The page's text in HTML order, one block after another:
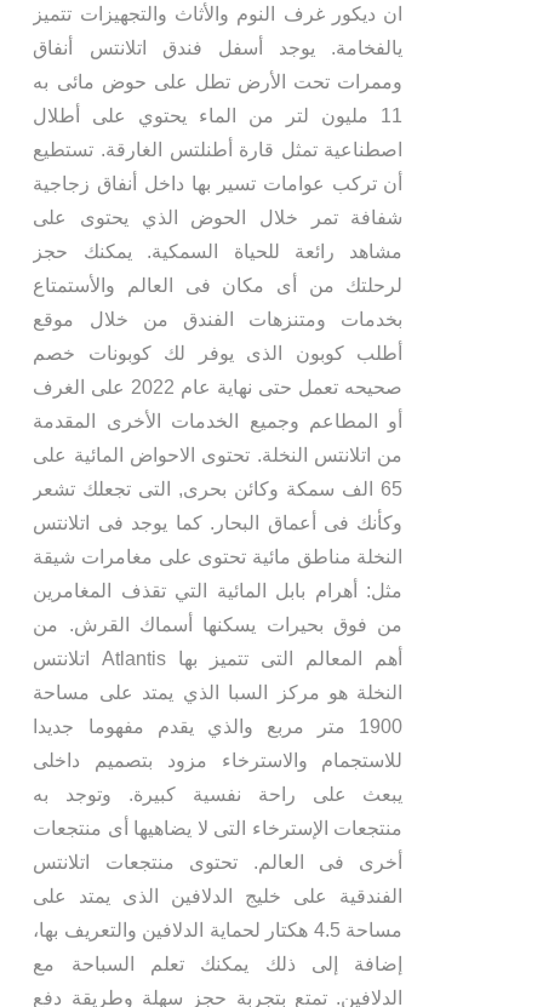
ان ديكور غرف النوم والأثاث والتجهيزات تتميز
يالفخامة. يوجد أسفل فندق اتلانتس أنفاق
وممرات تحت الأرض تطل على حوض مائى به
11 مليون لتر من الماء يحتوي على أطلال
اصطناعية تمثل قارة أطنلتس الغارقة. تستطيع
أن تركب عوامات تسير بها داخل أنفاق زجاجية
شفافة تمر خلال الحوض الذي يحتوى على
مشاهد رائعة للحياة السمكية. يمكنك حجز
لرحلتك من أى مكان فى العالم والأستمتاع
بخدمات ومتنزهات الفندق من خلال موقع
أطلب كوبون الذى يوفر لك كوبونات خصم
صحيحه تعمل حتى نهاية عام 2022 على الغرف
أو المطاعم وجميع الخدمات الأخرى المقدمة
من اتلانتس النخلة. تحتوى الاحواض المائية على
65 الف سمكة وكائن بحرى, التى تجعلك تشعر
وكأنك فى أعماق البحار. كما يوجد فى اتلانتس
النخلة مناطق مائية تحتوى على مغامرات شيقة
مثل: أهرام بابل المائية التي تقذف المغامرين
من فوق بحيرات يسكنها أسماك القرش. من
أهم المعالم التى تتميز بها Atlantis اتلانتس
النخلة هو مركز السبا الذي يمتد على مساحة
1900 متر مربع والذي يقدم مفهوما جديدا
للاستجمام والاسترخاء مزود بتصميم داخلى
يبعث على راحة نفسية كبيرة. وتوجد به
منتجعات الإسترخاء التى لا يضاهيها أى منتجعات
أخرى فى العالم. تحتوى منتجعات اتلانتس
الفندقية على خليج الدلافين الذى يمتد على
مساحة 4.5 هكتار لحماية الدلافين والتعريف بها،
إضافة إلى ذلك يمكنك تعلم السباحة مع
الدلافين. تمتع بتجربة حجز سهلة وطريقة دفع